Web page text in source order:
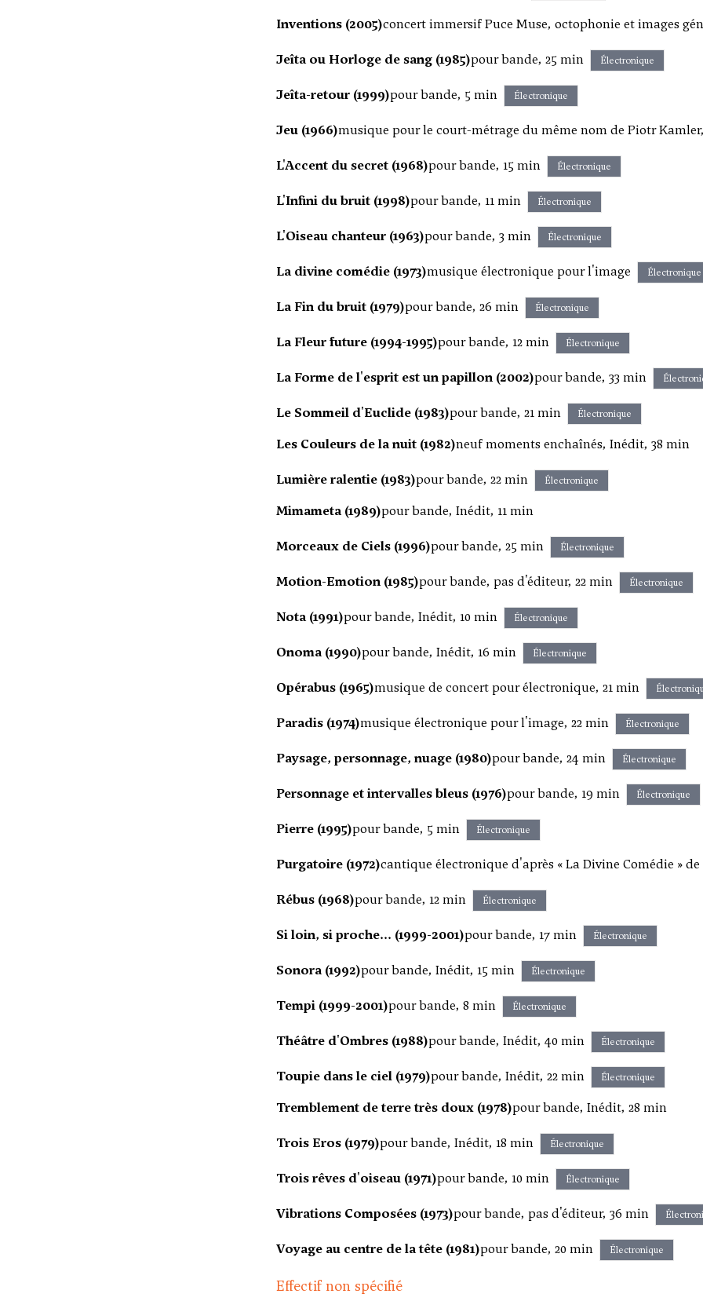
Inventions (2005)concert immersif Puce Muse, octophonie et images
Jeîta ou Horloge de sang (1985)pour bande, 25 min Électronique
Jeîta-retour (1999)pour bande, 5 min Électronique
Jeu (1966)musique pour le court-métrage du même nom de Piotr
L'Accent du secret (1968)pour bande, 15 min Électronique
L'Infini du bruit (1998)pour bande, 11 min Électronique
L'Oiseau chanteur (1963)pour bande, 3 min Électronique
La divine comédie (1973)musique électronique pour l'image Électronique
La Fin du bruit (1979)pour bande, 26 min Électronique
La Fleur future (1994-1995)pour bande, 12 min Électronique
La Forme de l'esprit est un papillon (2002)pour bande, 33 min
Le Sommeil d'Euclide (1983)pour bande, 21 min Électronique
Les Couleurs de la nuit (1982)neuf moments enchaînés, Inédit, 38 min
Lumière ralentie (1983)pour bande, 22 min Électronique
Mimameta (1989)pour bande, Inédit, 11 min
Morceaux de Ciels (1996)pour bande, 25 min Électronique
Motion-Emotion (1985)pour bande, pas d'éditeur, 22 min Électronique
Nota (1991)pour bande, Inédit, 10 min Électronique
Onoma (1990)pour bande, Inédit, 16 min Électronique
Opérabus (1965)musique de concert pour électronique, 21 min
Paradis (1974)musique électronique pour l'image, 22 min Électronique
Paysage, personnage, nuage (1980)pour bande, 24 min Électronique
Personnage et intervalles bleus (1976)pour bande, 19 min Électronique
Pierre (1995)pour bande, 5 min Électronique
Purgatoire (1972)cantique électronique d'après « La Divine Comédie »
Rébus (1968)pour bande, 12 min Électronique
Si loin, si proche... (1999-2001)pour bande, 17 min Électronique
Sonora (1992)pour bande, Inédit, 15 min Électronique
Tempi (1999-2001)pour bande, 8 min Électronique
Théâtre d'Ombres (1988)pour bande, Inédit, 40 min Électronique
Toupie dans le ciel (1979)pour bande, Inédit, 22 min Électronique
Tremblement de terre très doux (1978)pour bande, Inédit, 28 min
Trois Eros (1979)pour bande, Inédit, 18 min Électronique
Trois rêves d'oiseau (1971)pour bande, 10 min Électronique
Vibrations Composées (1973)pour bande, pas d'éditeur, 36 min
Voyage au centre de la tête (1981)pour bande, 20 min Électronique
Effectif non spécifié